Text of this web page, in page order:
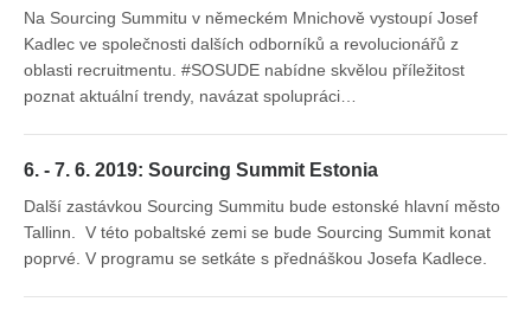
Na Sourcing Summitu v německém Mnichově vystoupí Josef
Kadlec ve společnosti dalších odborníků a revolucionářů z
oblasti recruitmentu. #SOSUDE nabídne skvělou příležitost
poznat aktuální trendy, navázat spolupráci…
6. - 7. 6. 2019: Sourcing Summit Estonia
Další zastávkou Sourcing Summitu bude estonské hlavní město
Tallinn. V této pobaltské zemi se bude Sourcing Summit konat
poprvé. V programu se setkáte s přednáškou Josefa Kadlece.